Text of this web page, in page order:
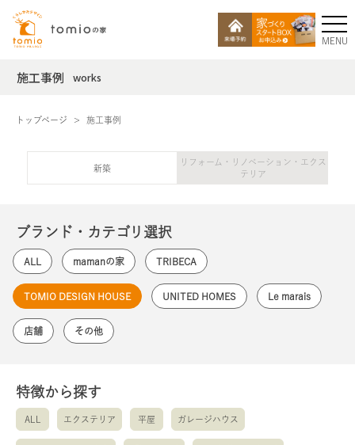
MENU
施工事例 works
トップページ 施工事例
新築
リフォーム・リノベーション・エクス
テリア
ブランド・カテゴリ選択
ALL mamanの家 TRIBECA
TOMIO DESIGN HOUSE UNITED HOMES Le marais
店舗 その他
特徴から探す
ALL エクステリア 平屋 ガレージハウス